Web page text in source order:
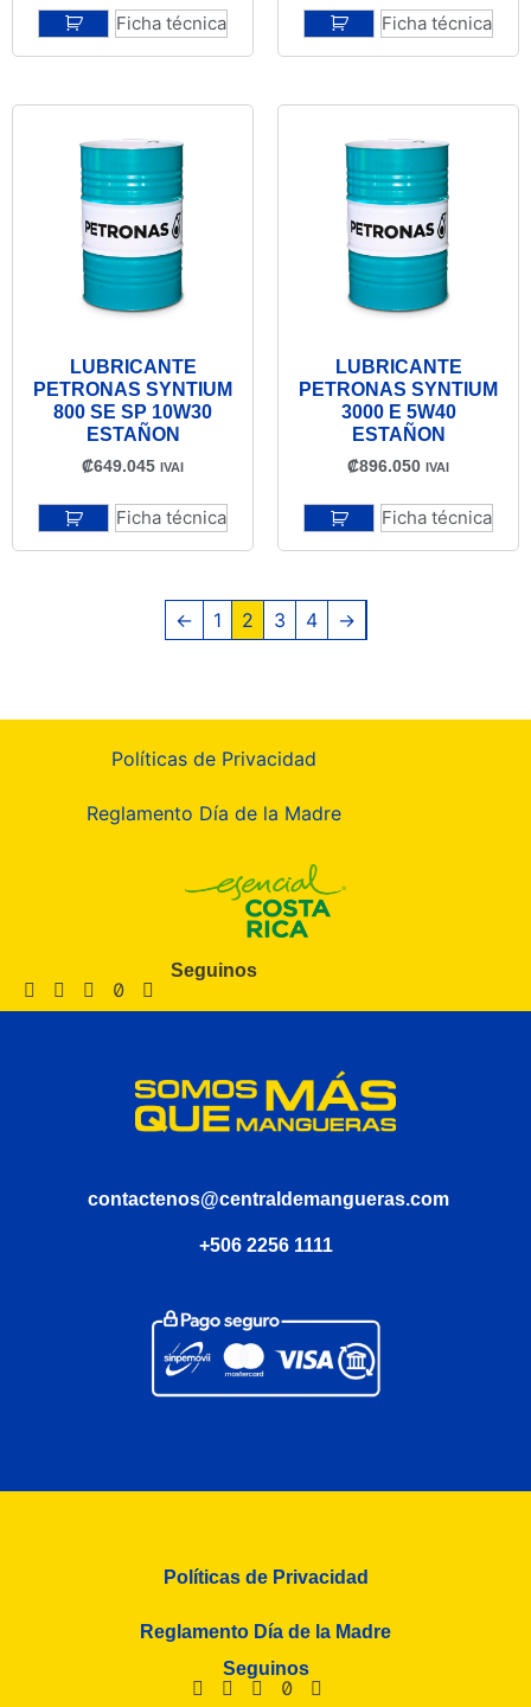
Ficha técnica Ficha técnica
LUBRICANTE
PETRONAS SYNTIUM
800 SE SP 10W30
ESTAÑON
₡649.045 IVAI
Ficha técnica
LUBRICANTE
PETRONAS SYNTIUM
3000 E 5W40
ESTAÑON
₡896.050 IVAI
Ficha técnica
← 1 2 3 4 →
Políticas de Privacidad
Reglamento Día de la Madre
Seguinos
contactenos@centraldemangueras.com
+506 2256 1111
Políticas de Privacidad
Reglamento Día de la Madre
Seguinos